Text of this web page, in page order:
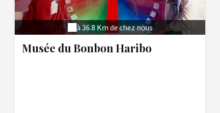
à 36.8 Km de chez nous
Musée du Bonbon Haribo